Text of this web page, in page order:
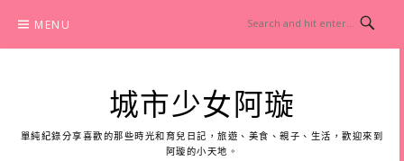
content
MENU
城市少女阿璇
單純紀錄分享喜歡的那些時光和育兒日記，旅遊、美食、親子、生活，歡迎來到
阿璇的小天地。